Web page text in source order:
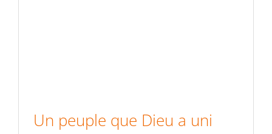
Un peuple que Dieu a uni